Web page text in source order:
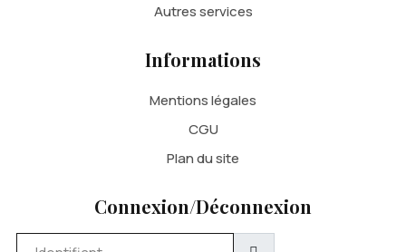
Autres services
Informations
Mentions légales
CGU
Plan du site
Connexion/Déconnexion